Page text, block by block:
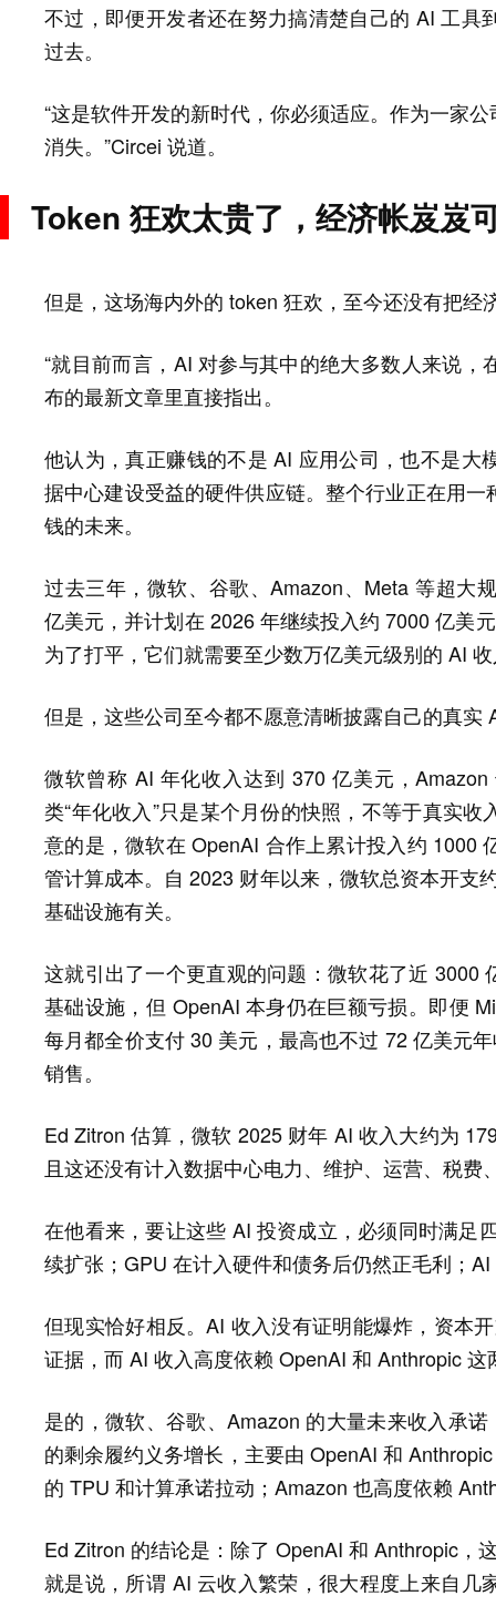
不过，即便开发者还在努力搞清楚自己的 AI 工
过去。
“这是软件开发的新时代，你必须适应。作为一家
消失。”Circei 说道。
Token 狂欢太贵了，经济帐岌岌
但是，这场海内外的 token 狂欢，至今还没有把经
“就目前而言，AI 对参与其中的绝大多数人来说
布的最新文章里直接指出。
他认为，真正赚钱的不是 AI 应用公司，也不是
据中心建设受益的硬件供应链。整个行业正在用
钱的未来。
过去三年，微软、谷歌、Amazon、Meta 等超大
亿美元，并计划在 2026 年继续投入约 7000 亿美
为了打平，它们就需要至少数万亿美元级别的 AI
但是，这些公司至今都不愿意清晰披露自己的真实
微软曾称 AI 年化收入达到 370 亿美元，
类“年化收入”只是某个月份的快照，不等于真实
意的是，微软在 OpenAI 合作上累计投入约 1000
管计算成本。自 2023 财年以来，微软总资本开支
基础设施有关。
这就引出了一个更直观的问题：微软花了近 3000
基础设施，但 OpenAI 本身仍在巨额亏损。即便
每月都全价支付 30 美元，最高也不过 72 亿美元
销售。
Ed Zitron 估算，微软 2025 财年 AI 收入大约为
且这还没有计入数据中心电力、维护、运营、税费
在他看来，要让这些 AI 投资成立，必须同时满足
续扩张；GPU 在计入硬件和债务后仍然正毛利；
但现实恰好相反。AI 收入没有证明能爆炸，资本
证据，而 AI 收入高度依赖 OpenAI 和 Anthropic
是的，微软、谷歌、Amazon 的大量未来收入承
的剩余履约义务增长，主要由 OpenAI 和
的 TPU 和计算承诺拉动；Amazon 也高度依赖
Ed Zitron 的结论是：除了 OpenAI 和 Anthropic，
就是说，所谓 AI 云收入繁荣，很大程度上来自